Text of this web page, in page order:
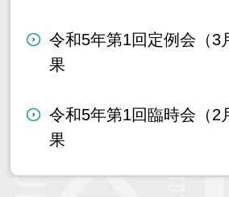
令和5年第1回定例会（3
果
令和5年第1回臨時会（2
果